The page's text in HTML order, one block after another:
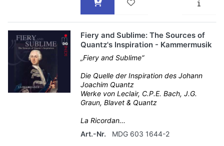
Fiery and Sublime: The Sources of
Quantz's Inspiration - Kammermusik
„Fiery and Sublime“
Die Quelle der Inspiration des Johann
Joachim Quantz
Werke von Leclair, C.P.E. Bach, J.G.
Graun, Blavet & Quantz
La Ricordan...
Art.-Nr.
MDG 603 1644-2